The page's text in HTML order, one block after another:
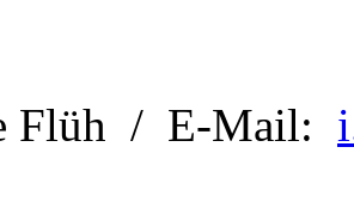
Flüh / E-Mail: